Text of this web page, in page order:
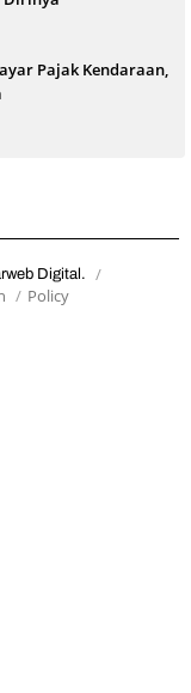
Pajak Kendaraan,
Digital.
Policy